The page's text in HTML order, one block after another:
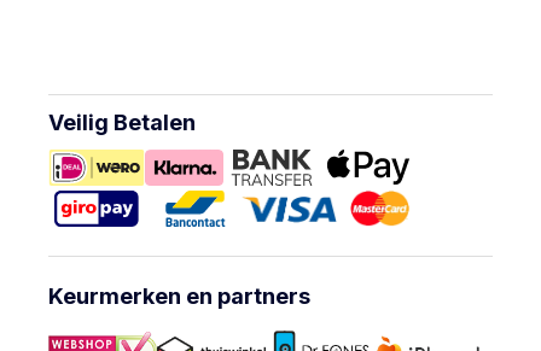
Veilig Betalen
Keurmerken en partners